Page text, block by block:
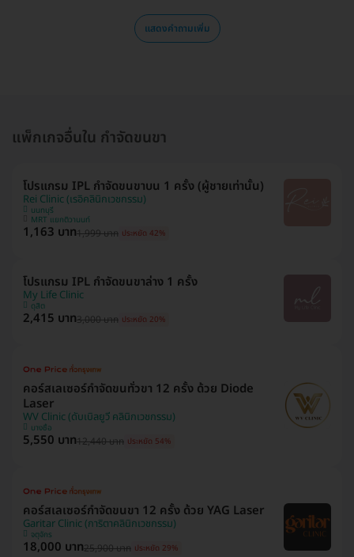
แสดงคำถามเพิ่ม
แพ็กเกจอื่นใน กำจัดขนขา
โปรแกรม IPL กำจัดขนขาบน 1 ครั้ง (ผู้ชายเท่านั้น)
Rei Clinic (เรอิคลินิกเวชกรรม)
นนทบุรี
MRT แยกติวานนท์
1,163 บาท1,999 บาท ประหยัด 42%
โปรแกรม IPL กำจัดขนขาล่าง 1 ครั้ง
My Life Clinic
ดุสิต
2,415 บาท3,000 บาท ประหยัด 20%
คอร์สเลเซอร์กำจัดขนทั่วขา 12 ครั้ง ด้วย Diode
Laser
WV Clinic (ดับเบิลยูวี คลินิกเวชกรรม)
บางซื่อ
5,550 บาท12,440 บาท ประหยัด 54%
คอร์สเลเซอร์กำจัดขนขา 12 ครั้ง ด้วย YAG Laser
Garitar Clinic (การิตาคลินิกเวชกรรม)
จตุจักร
18,000 บาท25,900 บาท ประหยัด 29%